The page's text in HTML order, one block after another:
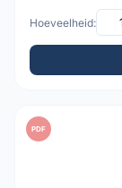
Hoeveelheid:
PDF